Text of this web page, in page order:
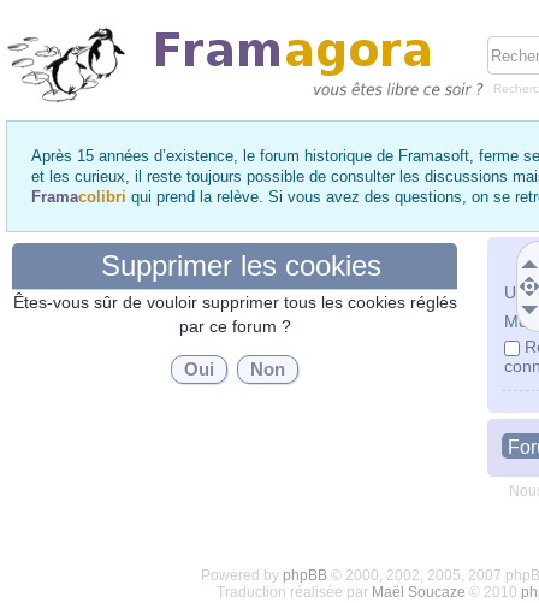
Après 15 années d’existence, le forum historique de Framasoft, ferme
et les curieux, il reste toujours possible de consulter les discussions
Framacolibri qui prend la relève. Si vous avez des questions, on se
Mot
Supprimer les cookies
Êtes-vous sûr de vouloir supprimer tous les cookies réglés
par ce forum ?
Powered by phpBB© 2000, 2002, 2005, 2007
Traduction réalisée par Maël Soucaze © 2010